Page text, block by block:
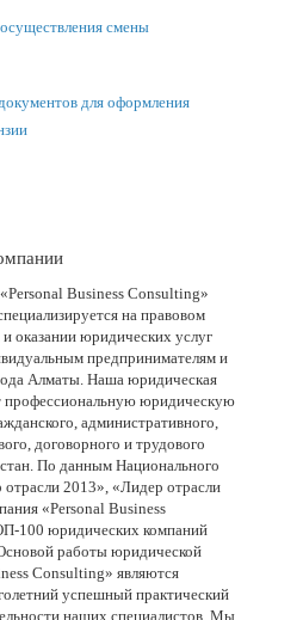
смены
для оформления
Business Consulting»
на правовом
оказании юридических услуг
предпринимателям и
Алматы. Наша юридическая
профессиональную юридическую
административного,
договорного и трудового
По данным Национального
отрасли 2013», «Лидер отрасли
«Personal Business
100 юридических компаний
работы юридической
Consulting» являются
успешный практический
наших специалистов. Мы